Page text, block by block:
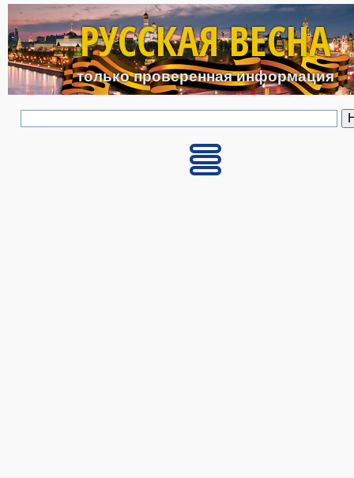
Перейти к основному
РУССКАЯ ВЕСНА
только проверенная информация